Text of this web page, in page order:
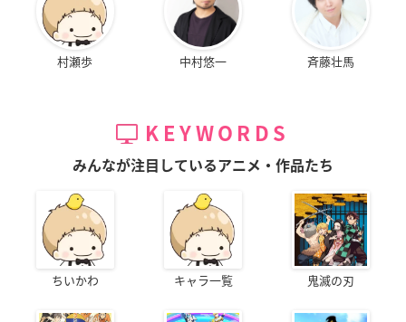
村瀬歩 中村悠一 斉藤壮馬
KEYWORDS
みんなが注目しているアニメ・作品たち
ちいかわ キャラ一覧 鬼滅の刃